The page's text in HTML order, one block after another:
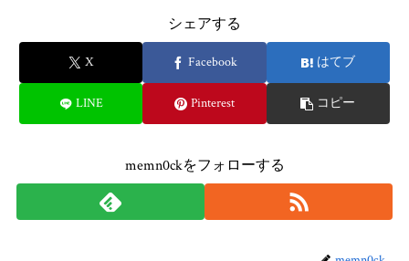
シェアする
X Facebook はてブ
LINE Pinterest コピー
memn0ckをフォローする